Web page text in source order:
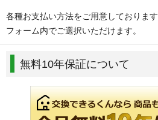
各種お支払い方法をご用意しておりま
フォーム内でご選択いただけます。
無料10年保証について